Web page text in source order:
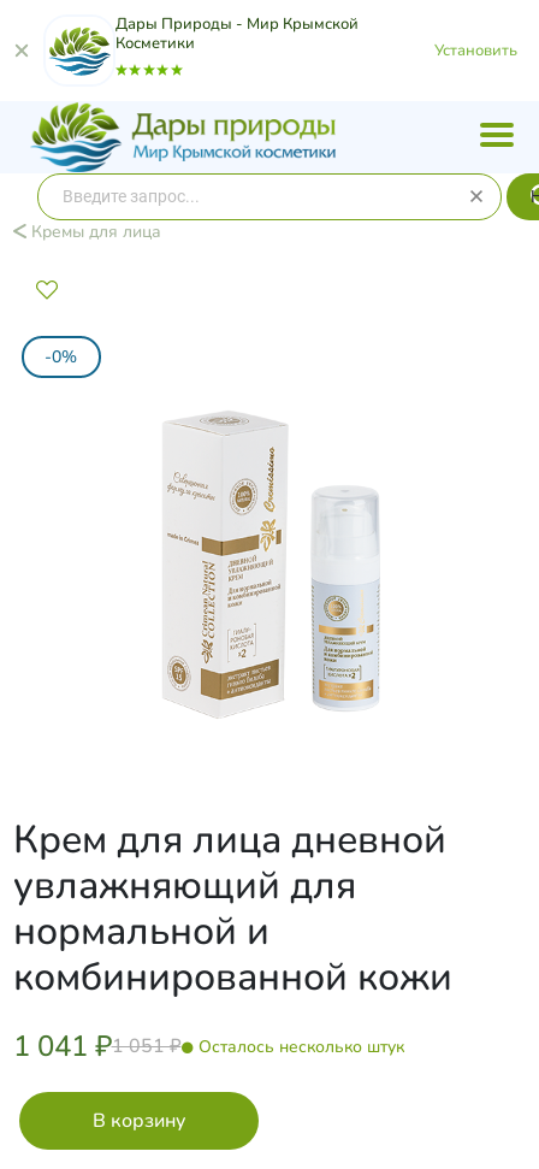
Дары Природы - Мир Крымской
Косметики
Установить
Кремы для лица
-0%
Крем для лица дневной
увлажняющий для
нормальной и
комбинированной кожи
1 041 ₽1 051 ₽ Осталось несколько штук